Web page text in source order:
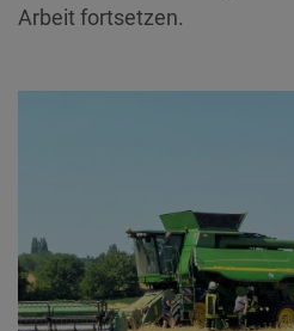
Arbeit fortsetzen.